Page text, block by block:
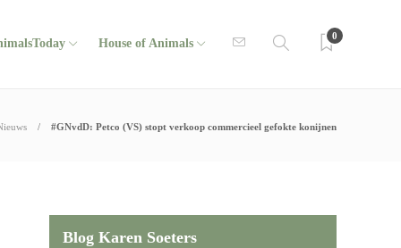
House of Animals
0
#GNvdD: Petco (VS) stopt verkoop commercieel gefokte konijnen
Blog Karen Soeters